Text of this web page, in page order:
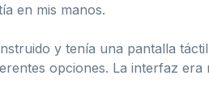
en mis manos.
y tenía una pantalla
opciones. La interfaz